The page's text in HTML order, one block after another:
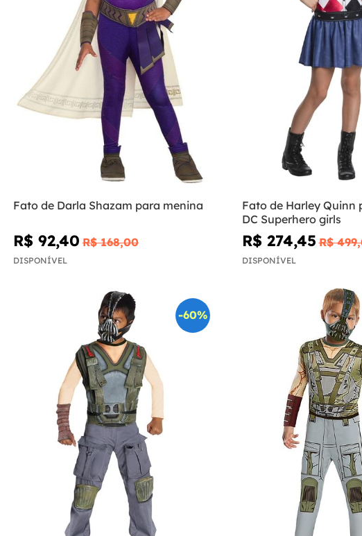
Fato de Darla Shazam para menina
R$ 92,40 R$ 168,00
DISPONÍVEL
Fato de Harley Quinn
DC Superhero girls
R$ 274,45 R$
DISPONÍVEL
-60%